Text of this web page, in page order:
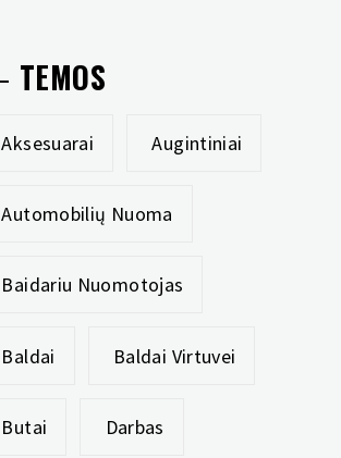
TEMOS
Aksesuarai Augintiniai
Automobilių Nuoma
Baidariu Nuomotojas
Baldai Baldai Virtuvei
Butai Darbas